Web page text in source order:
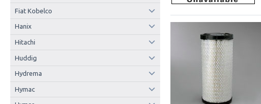
Fiat Kobelco
Hanix
Hitachi
Huddig
Hydrema
Hymac